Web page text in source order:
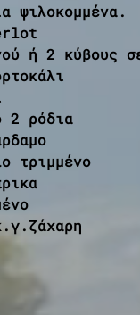
ψιλοκομμένα.
ή 2 κύβους
2 ρόδια
τριμμένο